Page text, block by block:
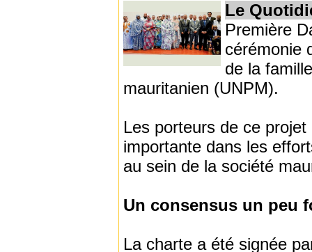
Le
Première
cérémonie
de la
mauritanien (UNPM).
Les porteurs de ce
importante dans les
au sein de la société
Un consensus un peu
La charte a été signée